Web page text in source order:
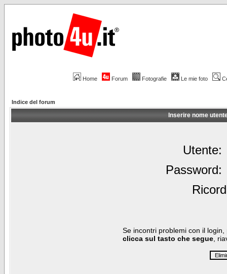
Home Forum Fotografie Le mie foto
Indice del forum
Inserire nome
Utente:
Password:
Se incontri problemi con il
clicca sul tasto che segue ,